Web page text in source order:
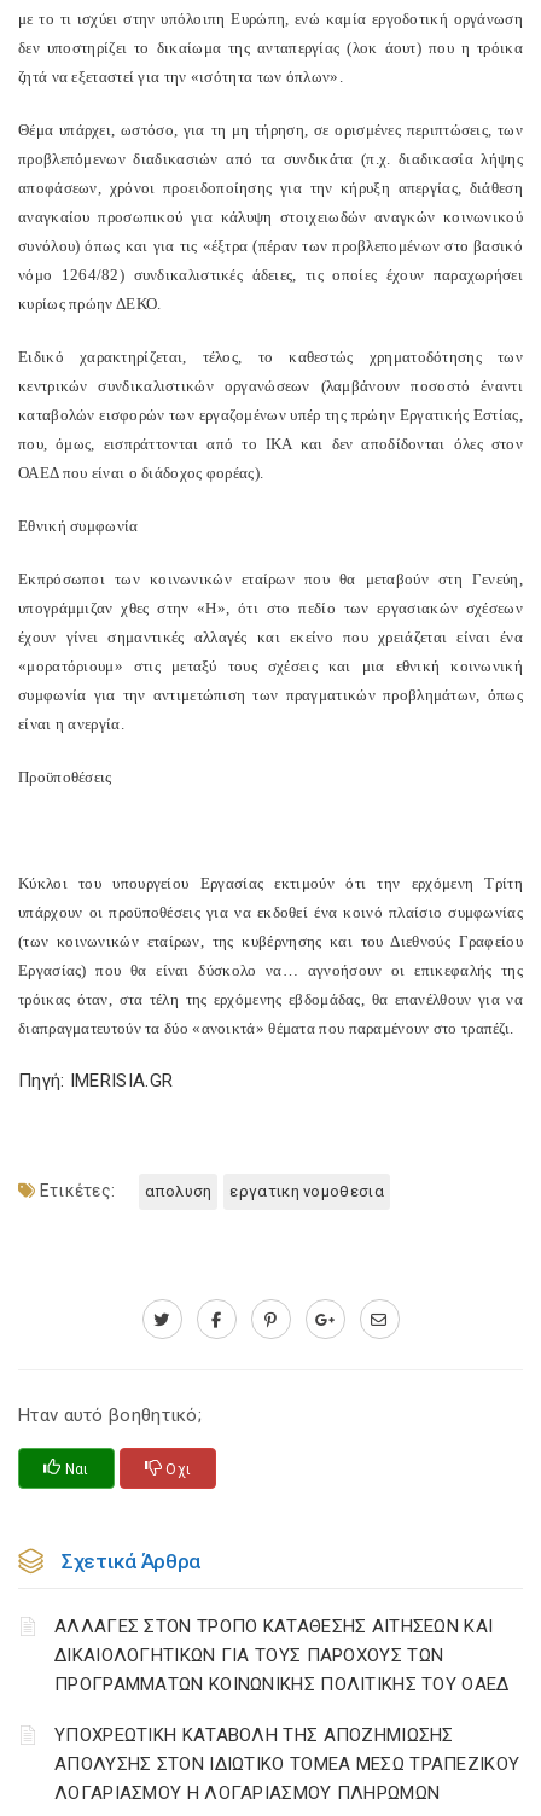
με το τι ισχύει στην υπόλοιπη Ευρώπη, ενώ καμία εργοδοτική οργάνωση
δεν υποστηρίζει το δικαίωμα της ανταπεργίας (λοκ άουτ) που η τρόικα
ζητά να εξεταστεί για την «ισότητα των όπλων».
Θέμα υπάρχει, ωστόσο, για τη μη τήρηση, σε ορισμένες περιπτώσεις, των
προβλεπόμενων διαδικασιών από τα συνδικάτα (π.χ. διαδικασία λήψης
αποφάσεων, χρόνοι προειδοποίησης για την κήρυξη απεργίας, διάθεση
αναγκαίου προσωπικού για κάλυψη στοιχειωδών αναγκών κοινωνικού
συνόλου) όπως και για τις «έξτρα (πέραν των προβλεπομένων στο βασικό
νόμο 1264/82) συνδικαλιστικές άδειες, τις οποίες έχουν παραχωρήσει
κυρίως πρώην ΔΕΚΟ.
Ειδικό χαρακτηρίζεται, τέλος, το καθεστώς χρηματοδότησης των
κεντρικών συνδικαλιστικών οργανώσεων (λαμβάνουν ποσοστό έναντι
καταβολών εισφορών των εργαζομένων υπέρ της πρώην Εργατικής Εστίας,
που, όμως, εισπράττονται από το ΙΚΑ και δεν αποδίδονται όλες στον
ΟΑΕΔ που είναι ο διάδοχος φορέας).
Εθνική συμφωνία
Εκπρόσωποι των κοινωνικών εταίρων που θα μεταβούν στη Γενεύη,
υπογράμμιζαν χθες στην «Η», ότι στο πεδίο των εργασιακών σχέσεων
έχουν γίνει σημαντικές αλλαγές και εκείνο που χρειάζεται είναι ένα
«μορατόριουμ» στις μεταξύ τους σχέσεις και μια εθνική κοινωνική
συμφωνία για την αντιμετώπιση των πραγματικών προβλημάτων, όπως
είναι η ανεργία.
Προϋποθέσεις
Κύκλοι του υπουργείου Εργασίας εκτιμούν ότι την ερχόμενη Τρίτη
υπάρχουν οι προϋποθέσεις για να εκδοθεί ένα κοινό πλαίσιο συμφωνίας
(των κοινωνικών εταίρων, της κυβέρνησης και του Διεθνούς Γραφείου
Εργασίας) που θα είναι δύσκολο να… αγνοήσουν οι επικεφαλής της
τρόικας όταν, στα τέλη της ερχόμενης εβδομάδας, θα επανέλθουν για να
διαπραγματευτούν τα δύο «ανοικτά» θέματα που παραμένουν στο τραπέζι.
Πηγή: IMERISIA.GR
Ετικέτες: απολυση εργατικη νομοθεσια
Ηταν αυτό βοηθητικό;
Ναι Οχι
Σχετικά Άρθρα
ΑΛΛΑΓΕΣ ΣΤΟΝ ΤΡΟΠΟ ΚΑΤΑΘΕΣΗΣ ΑΙΤΗΣΕΩΝ ΚΑΙ
ΔΙΚΑΙΟΛΟΓΗΤΙΚΩΝ ΓΙΑ ΤΟΥΣ ΠΑΡΟΧΟΥΣ ΤΩΝ
ΠΡΟΓΡΑΜΜΑΤΩΝ ΚΟΙΝΩΝΙΚΗΣ ΠΟΛΙΤΙΚΗΣ ΤΟΥ ΟΑΕΔ
YΠΟΧΡΕΩΤΙΚΗ ΚΑΤΑΒΟΛΗ ΤΗΣ ΑΠΟΖΗΜΙΩΣΗΣ
ΑΠΟΛΥΣΗΣ ΣΤΟΝ ΙΔΙΩΤΙΚΟ ΤΟΜΕΑ ΜΕΣΩ ΤΡΑΠΕΖΙΚΟΥ
ΛΟΓΑΡΙΑΣΜΟΥ Η ΛΟΓΑΡΙΑΣΜΟΥ ΠΛΗΡΩΜΩΝ